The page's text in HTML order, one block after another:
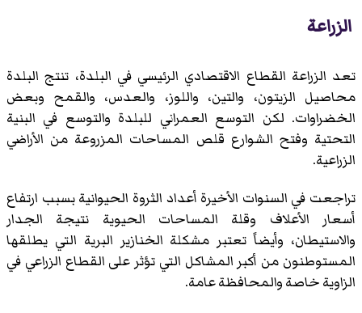
الزراعة
تعد الزراعة القطاع الاقتصادي الرئيسي في البلدة، تنتج البلدة
محاصيل الزيتون، والتين، واللوز، والعدس، والقمح وبعض
الخضراوات. لكن التوسع العمراني للبلدة والتوسع في البنية
التحتية وفتح الشوارع قلص المساحات المزروعة من الأراضي
الزراعية.
تراجعت في السنوات الأخيرة أعداد الثروة الحيوانية بسبب ارتفاع
أسعار الأعلاف وقلة المساحات الحيوية نتيجة الجدار
والاستيطان، وأيضاً تعتبر مشكلة الخنازير البرية التي يطلقها
المستوطنون من أكبر المشاكل التي تؤثر على القطاع الزراعي في
الزاوية خاصة والمحافظة عامة.